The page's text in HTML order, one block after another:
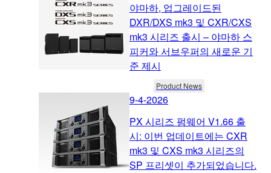
야마하, 업그레이드된
DXR/DXS mk3 및 CXR/CXS
mk3 시리즈 출시 – 야마하 스
피커와 서브우퍼의 새로운 기
준 제시
Product News
9-4-2026
PX 시리즈 펌웨어 V1.66 출
시: 이번 업데이트에는 CXR
mk3 및 CXS mk3 시리즈의
SP 프리셋이 추가되었습니다.